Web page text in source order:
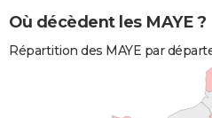
Où décèdent les MAYE ?
Répartition des MAYE par